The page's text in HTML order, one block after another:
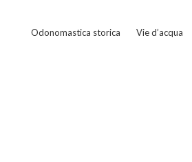
Odonomastica storica Vie d’acqua